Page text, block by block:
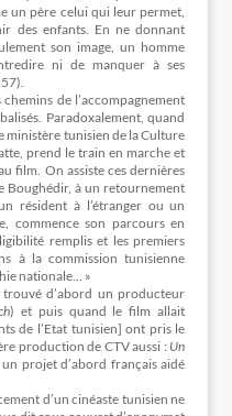
un père celui qui leur permet,
des enfants. En ne donnant
son image, un homme
ni de manquer à ses
de l’accompagnement
Paradoxalement, quand
ministère tunisien de la Culture
prend le train en marche et
film. On assiste ces dernières
Boughédir, à un retournement
résident à l’étranger ou un
commence son parcours en
remplis et les premiers
à la commission tunisienne
nationale… »
d’abord un producteur
) et puis quand le film allait
de l’Etat tunisien] ont pris le
production de CTV aussi : Un
projet d’abord français aidé
d’un cinéaste tunisien ne